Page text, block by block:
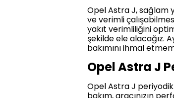
Opel Astra J, sağlam
ve verimli
yakıt verimliliğini
şekilde ele alacağız.
bakımını ihmal
Opel Astra J
Opel Astra J periyodik